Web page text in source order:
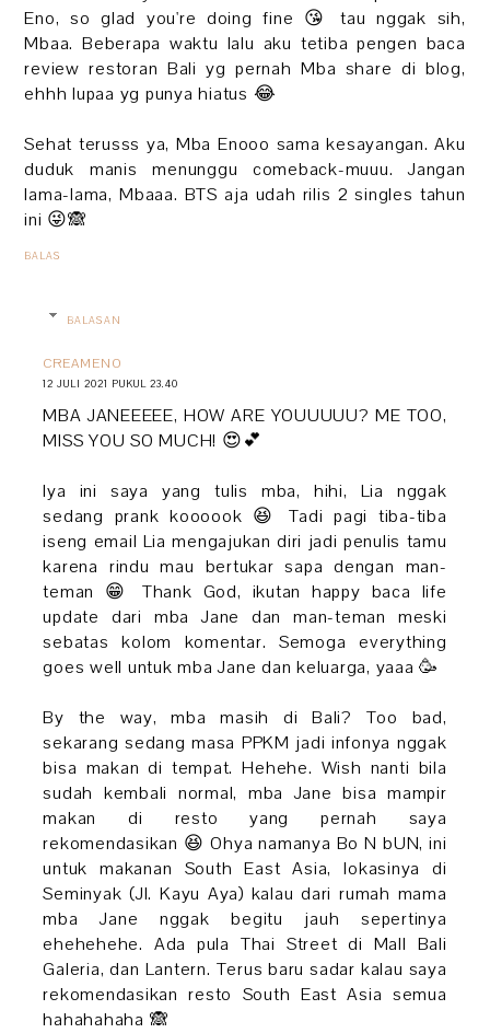
Eno, so glad you're doing fine 😘 tau nggak sih,
Mbaa. Beberapa waktu lalu aku tetiba pengen baca
review restoran Bali yg pernah Mba share di blog,
ehhh lupaa yg punya hiatus 😂
Sehat terusss ya, Mba Enooo sama kesayangan. Aku
duduk manis menunggu comeback-muuu. Jangan
lama-lama, Mbaaa. BTS aja udah rilis 2 singles tahun
ini 😜🙈
BALAS
BALASAN
CREAMENO
12 JULI 2021 PUKUL 23.40
MBA JANEEEEE, HOW ARE YOUUUUU? ME TOO,
MISS YOU SO MUCH! 😍💕
Iya ini saya yang tulis mba, hihi, Lia nggak
sedang prank koooook 😆 Tadi pagi tiba-tiba
iseng email Lia mengajukan diri jadi penulis tamu
karena rindu mau bertukar sapa dengan man-
teman 😁 Thank God, ikutan happy baca life
update dari mba Jane dan man-teman meski
sebatas kolom komentar. Semoga everything
goes well untuk mba Jane dan keluarga, yaaa 🥳
By the way, mba masih di Bali? Too bad,
sekarang sedang masa PPKM jadi infonya nggak
bisa makan di tempat. Hehehe. Wish nanti bila
sudah kembali normal, mba Jane bisa mampir
makan di resto yang pernah saya
rekomendasikan 😆 Ohya namanya Bo N bUN, ini
untuk makanan South East Asia, lokasinya di
Seminyak (Jl. Kayu Aya) kalau dari rumah mama
mba Jane nggak begitu jauh sepertinya
ehehehehe. Ada pula Thai Street di Mall Bali
Galeria, dan Lantern. Terus baru sadar kalau saya
rekomendasikan resto South East Asia semua
hahahahaha 🙈